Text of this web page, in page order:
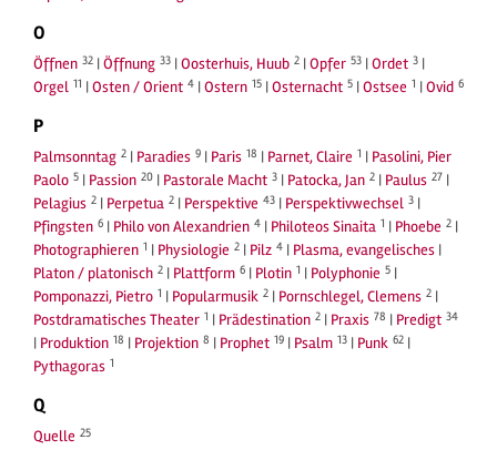
O
Öffnen 32 |Öffnung 33 |Oosterhuis, Huub 2 |Opfer 53 |Ordet 3 |
Orgel 11 |Osten / Orient 4 |Ostern 15 |Osternacht 5 |Ostsee 1 |Ovid 6
P
Palmsonntag 2 | Paradies 9 | Paris 18 | Parnet, Claire 1 | Pasolini, Pier
Paolo 5 | Passion 20 | Pastorale Macht 3 | Patocka, Jan 2 | Paulus 27 |
Pelagius 2 | Perpetua 2 | Perspektive 43 | Perspektivwechsel 3 |
Pfingsten 6 | Philo von Alexandrien 4 | Philoteos Sinaita 1 | Phoebe 2 |
Photographieren 1 | Physiologie 2 | Pilz 4 | Plasma, evangelisches |
Platon / platonisch 2 | Plattform 6 | Plotin 1 | Polyphonie 5 |
Pomponazzi, Pietro 1 | Popularmusik 2 | Pornschlegel, Clemens 2 |
Postdramatisches Theater 1 | Prädestination 2 | Praxis 78 | Predigt 34
| Produktion 18 | Projektion 8 | Prophet 19 | Psalm 13 | Punk 62 |
Pythagoras 1
Q
Quelle 25